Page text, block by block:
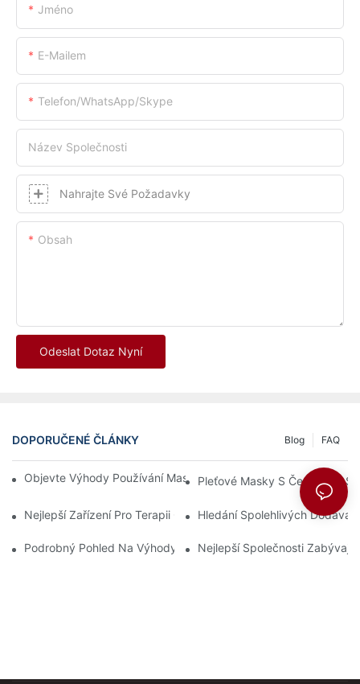
Jméno
E-Mailem
Telefon/whatsApp/skype
Název Společnosti
Nahrajte Své Požadavky
Obsah
Odeslat Dotaz Nyní
DOPORUČENÉ ČLÁNKY FAQ
Blog
Objevte Výhody Používání Masky S Červenou Světelnou Terapií
Pleťové Masky S Červeným
Nejlepší Zařízení Pro Terapii Červeným Světlem A
Hledání Spolehlivých
Podrobný Pohled Na Výhody LED Světelné Terapie Obličeje
Nejlepší Společnosti